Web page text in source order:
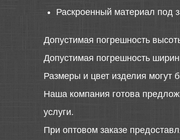
Раскроенный материал под
Допустимая погрешность
Допустимая погрешность
Размеры и цвет изделия могут
Наша компания готова
услуги.
При оптовом заказе